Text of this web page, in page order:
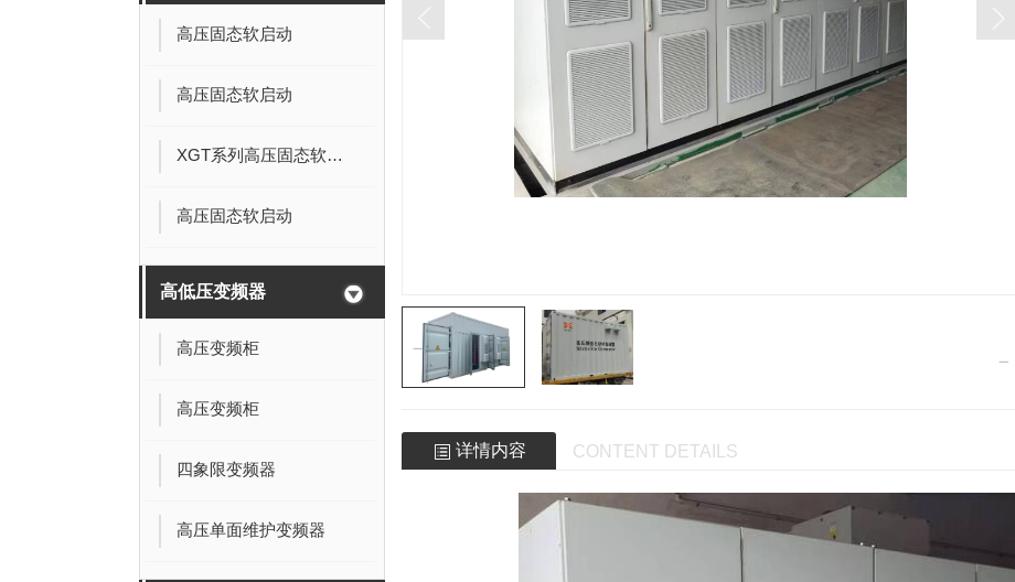
高压固态软启动
高压固态软启动
XGT系列高压固态软起动柜
高压固态软启动
高低压变频器
高压变频柜
高压变频柜
四象限变频器
高压单面维护变频器
详情内容 CONTENT DETAILS